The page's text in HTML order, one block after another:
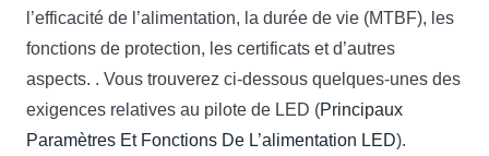
l’efficacité de l’alimentation, la durée de vie (MTBF), les
fonctions de protection, les certificats et d’autres
aspects. . Vous trouverez ci-dessous quelques-unes des
exigences relatives au pilote de LED (Principaux
Paramètres Et Fonctions De L’alimentation LED).